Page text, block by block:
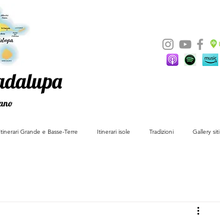
Itinerari Grande e Basse-Terre Itinerari isole Tradizioni Gallery siti